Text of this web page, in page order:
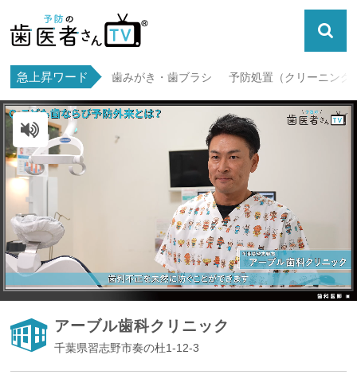
急上昇ワード 歯みがき・歯ブラシ 予防処置（クリーニング
ミュート解除
アーブル歯科クリニック
千葉県習志野市奏の杜1-12-3